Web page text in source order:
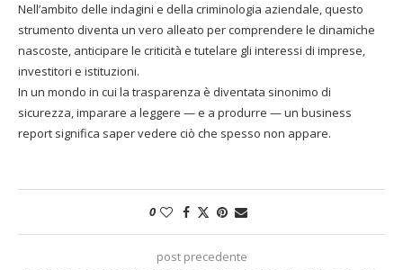
Nell’ambito delle indagini e della criminologia aziendale, questo
strumento diventa un vero alleato per comprendere le dinamiche
nascoste, anticipare le criticità e tutelare gli interessi di imprese,
investitori e istituzioni.
In un mondo in cui la trasparenza è diventata sinonimo di
sicurezza, imparare a leggere — e a produrre — un business
report significa saper vedere ciò che spesso non appare.
0
post precedente